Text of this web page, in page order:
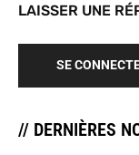
LAISSER UNE
SE
// DERNIÈRES